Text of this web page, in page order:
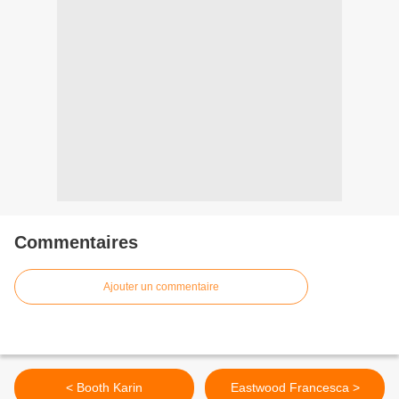
Commentaires
Ajouter un commentaire
< Booth Karin Eastwood Francesca >